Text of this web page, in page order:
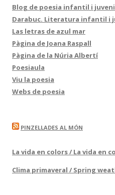
Blog de poesia infantil i
Darabuc. Literatura infantil i
Las letras de azul mar
Pàgina de Joana Raspall
Pàgina de la Núria Albertí
Poesiaula
Viu la poesia
Webs de poesia
PINZELLADES AL MÓN
La vida en colors / La vida en
Clima primaveral / Spring